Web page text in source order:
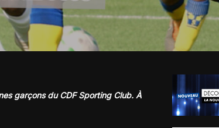
garçons du CDF Sporting Club. À